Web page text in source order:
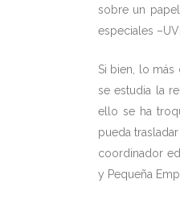
sobre un
especiales
Si bien, lo
se estudia la
ello se ha
pueda
coordinador
y Pequeña